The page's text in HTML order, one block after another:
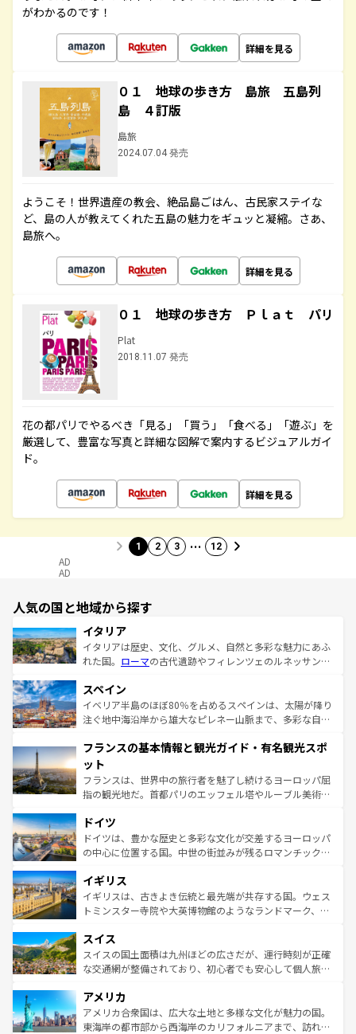
がわかるのです！
詳細を見る
０１ 地球の歩き方 島旅 五島列
島 ４訂版
島旅
2024.07.04 発売
ようこそ！世界遺産の教会、絶品島ごはん、古民家ステイな
ど、島の人が教えてくれた五島の魅力をギュッと凝縮。さあ、
島旅へ。
詳細を見る
０１ 地球の歩き方 Ｐｌａｔ パリ
Plat
2018.11.07 発売
花の都パリでやるべき「見る」「買う」「食べる」「遊ぶ」を
厳選して、豊富な写真と詳細な図解で案内するビジュアルガイ
ド。
詳細を見る
1 2 3 … 12
AD
AD
人気の国と地域から探す
イタリア
イタリアは歴史、文化、グルメ、自然と多彩な魅力にあふ
れた国。 ローマの古代遺跡やフィレンツェのルネッサンス
ろん、トスカーナの美しい田園風景やアマルフィ海岸の絶
景など、自然景観も見逃せない。観光の合間には、本場の
ピザやパスタなど、絶品のイタリア料理を堪能することも
ませてくれるイタリアで、忘れられない旅をしてみよう！
なお、新着のイタリア情報は
しい。
スペイン
イベリア半島のほぼ80％を占めるスペインは、太陽が降り
注ぐ地中海沿岸から雄大なピレネー山脈まで、多彩な自然
文化が根付くこの国では、情熱的なフラメンコ、熱気あふ
れる闘牛、そして美味しいタパスが生活の一部となってい
る。首都マドリードの洗練された雰囲気や、バルセロナの
アートに溢れた街角から、地方では古代ローマ遺跡や中世
せる。地方によって風土や気候が異なるスペインはその個
性で訪れる人を魅了する。 なお、新着のスペイン情報は コ
ンテンツ一覧を参照してほしい。
フランスの基本情報と観光ガイド・有名観光スポ
ット
フランスは、世界中の旅行者を魅了し続けるヨーロッパ屈
指の観光地だ。首都パリのエッフェル塔やルーブル美術館
で、幅広い魅力が詰まっている。華麗な宮殿、歴史的な大
聖堂、美しいビーチ、そして豊かな自然が、訪れる者を心
から魅了する。また、フランスは美食の国としても知ら
いる。シャンパンの発祥地であるランス、プロヴァンスの
香り高いラベンダー畑など、多彩な楽しみ方が可能だ。さ
らに、パリ以外の地域にも魅力が溢れており、どの街角に
れる地方に足を運ぶとそれぞれで全く異なる文化を体験で
きるだろう。 なお、新着のフランス情報はコンテンツ一覧
を参照してほしい。
ドイツ
ドイツは、豊かな歴史と多彩な文化が交差するヨーロッパ
の中心に位置する国。中世の街並みが残るロマンチック街
顔を持つこの国は、どこを歩いても飽きることがない。ベ
ルリンの文化的活気、バイエルン州のアルプスの絶景、そ
してライン川沿いのワイン畑といった風景は必見。ビール
は、お酒好きな人にはぜひ体験してほしい。 なお、新着の
ドイツ情報はコンテンツ一覧を参照してほしい。
イギリス
イギリスは、古きよき伝統と最先端が共存する国。ウェス
トミンスター寺院や大英博物館のようなランドマーク、歴
リアごとに異なる魅力がある。また、優雅なアフタヌーン
ティー、ビール好きにはたまらない英国パブ、サッカー観
戦など、本場だからこそできる体験も豊富。イギリスを旅
ンツ一覧を参照してほしい。
スイス
スイスの国土面積は九州ほどの広さだが、運行時刻が正確
な交通網が整備されており、初心者でも安心して個人旅行
の建物がそのまま残る町や、スイスならではのユニークな
博物館もあり、アルプス観光だけでなく町歩きも満喫する
ことができる。国民の所得が高いため物価も高いが、旅行
アメリカ
アメリカ合衆国は、広大な土地と多様な文化が魅力の国。
東海岸の都市部から西海岸のカリフォルニアまで、訪れる